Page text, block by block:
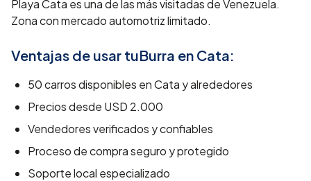
Playa Cata es una de las más visitadas de Venezuela.
Zona con mercado automotriz limitado.
Ventajas de usar tuBurra en Cata:
50carros disponibles enCata y alrededores
Precios desde USD 2.000
Vendedores verificados y confiables
Proceso de compra seguro y protegido
Soporte local especializado